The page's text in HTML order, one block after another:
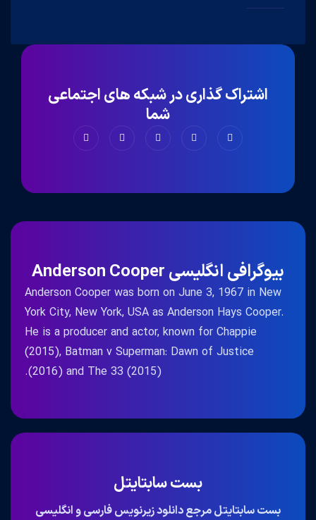
اشتراک گذاری در شبکه های اجتماعی
شما
بیوگرافی انگلیسی Anderson Cooper
Anderson Cooper was born on June 3, 1967 in New
York City, New York, USA as Anderson Hays Cooper.
He is a producer and actor, known for Chappie
(2015), Batman v Superman: Dawn of Justice
(2016) and The 33 (2015).
بست سابتایتل
بست سابتایتل مرجع دانلود زیرنویس فارسی و انگلیسی